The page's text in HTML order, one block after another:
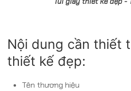
Nội dung cần thiết
thiết kế đẹp:
Tên thương hiệu